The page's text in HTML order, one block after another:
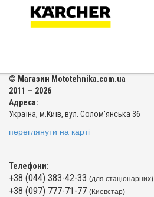
© Магазин Mototehnika.com.ua
2011 — 2026
Адреса:
Україна, м.Київ, вул. Солом'янська 36
переглянути на карті
Телефони:
+38 (044) 383-42-33 (для стаціонарних)
+38 (097) 777-71-77 (Киевстар)